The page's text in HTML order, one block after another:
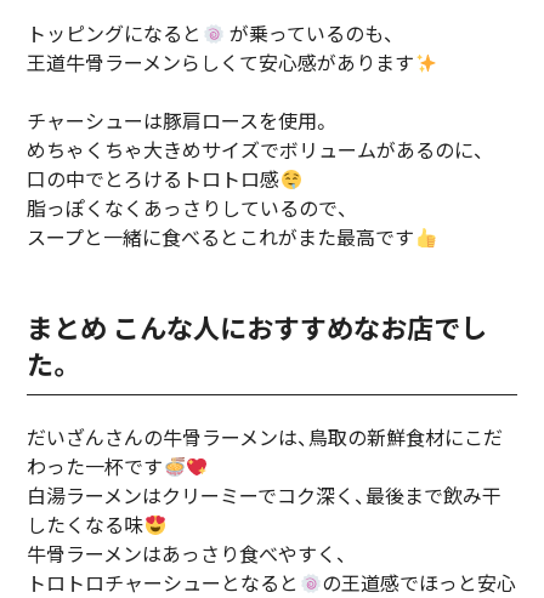
トッピングになると
が乗っているのも、
王道牛骨ラーメンらしくて安心感があります
チャーシューは豚肩ロースを使用。
めちゃくちゃ大きめサイズでボリュームがあるのに、
口の中でとろけるトロトロ感
脂っぽくなくあっさりしているので、
スープと一緒に食べるとこれがまた最高です
まとめ こんな人におすすめなお店でし
た。
だいざんさんの牛骨ラーメンは、鳥取の新鮮食材にこだ
わった一杯です
白湯ラーメンはクリーミーでコク深く、最後まで飲み干
したくなる味
牛骨ラーメンはあっさり食べやすく、
トロトロチャーシューとなると
の王道感でほっと安心